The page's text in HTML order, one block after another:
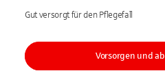
Gut versorgt für den Pflegefall
Vorsorgen und